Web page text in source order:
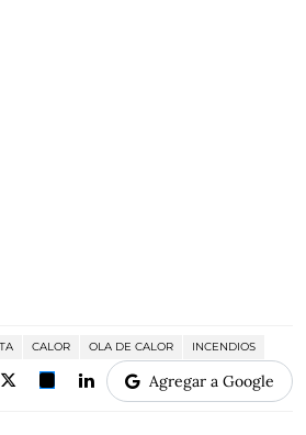
CALOR OLA DE CALOR INCENDIOS
Agregar a Google